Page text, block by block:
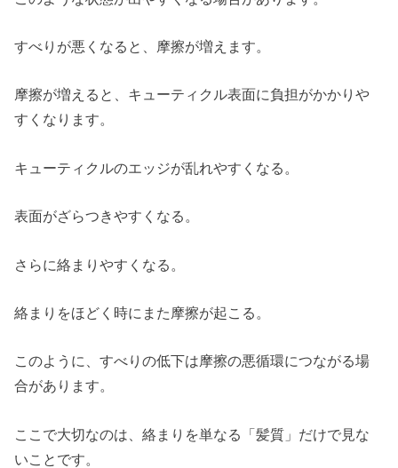
すべりが悪くなると、摩擦が増えます。
摩擦が増えると、キューティクル表面に負担がかかりや
すくなります。
キューティクルのエッジが乱れやすくなる。
表面がざらつきやすくなる。
さらに絡まりやすくなる。
絡まりをほどく時にまた摩擦が起こる。
このように、すべりの低下は摩擦の悪循環につながる場
合があります。
ここで大切なのは、絡まりを単なる「髪質」だけで見な
いことです。